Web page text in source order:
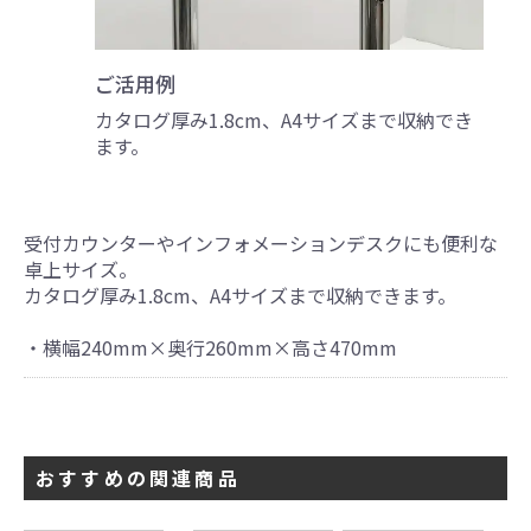
ご活用例
カタログ厚み1.8cm、A4サイズまで収納でき
ます。
受付カウンターやインフォメーションデスクにも便利な
卓上サイズ。
カタログ厚み1.8cm、A4サイズまで収納できます。
・横幅240mm×奥行260mm×高さ470mm
おすすめの関連商品